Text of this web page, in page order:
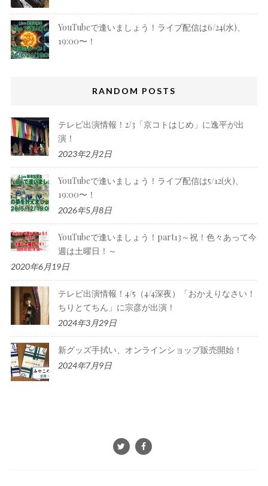
YouTubeで逢いましょう！ライブ配信は6/24(水)、
19:00〜！
RANDOM POSTS
テレビ出演情報！2/3「京コトはじめ」に逸平が出
演！
2023年2月2日
YouTubeで逢いましょう！ライブ配信は5/12(火)、
19:00〜！
2026年5月8日
YouTubeで逢いましょう！part13～祝！色々あって今
週は土曜日！～
2020年6月19日
テレビ出演情報！4/5（4/4深夜）「おかえりなさい！
ちりとてちん」に宗彦が出演！
2024年3月29日
新グッズ手拭い、オンラインショップ販売開始！
2024年7月9日